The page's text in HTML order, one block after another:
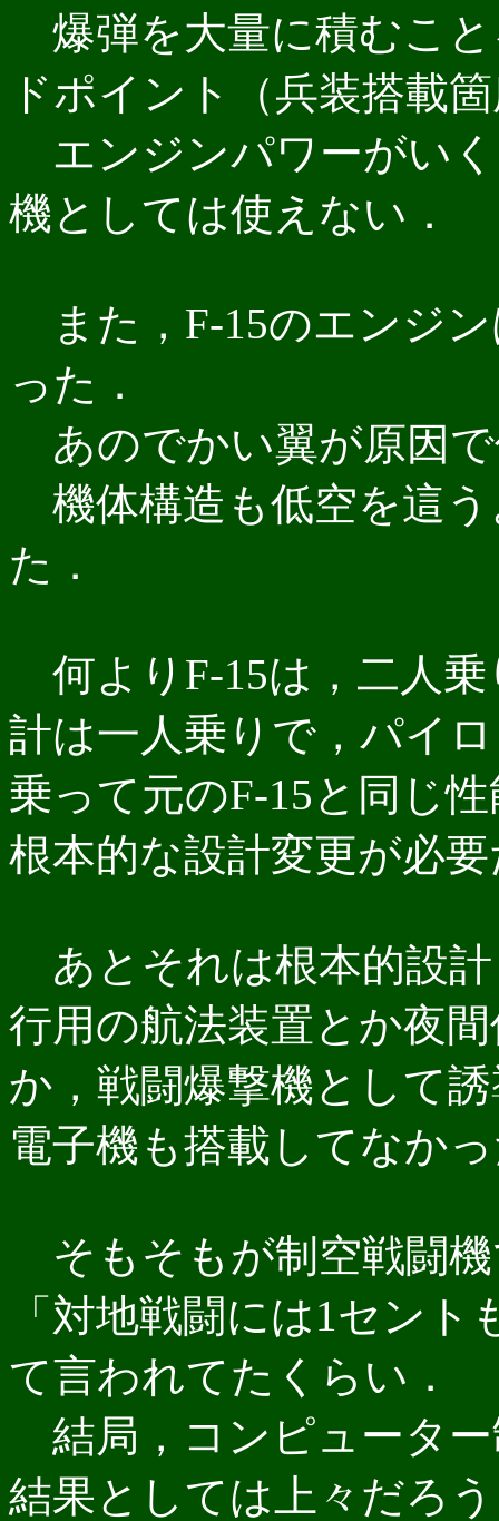
爆弾を大量に積むこ
ドポイント（兵装搭載
エンジンパワーがい
機としては使えない．
また，F-15のエンジ
った．
あのでかい翼が原因
機体構造も低空を這
た．
何よりF-15は，二人
計は一人乗りで，パイ
乗って元のF-15と同じ
根本的な設計変更が必
あとそれは根本的設
行用の航法装置とか夜
か，戦闘爆撃機として
電子機も搭載してなか
そもそもが制空戦闘
「対地戦闘には1セン
て言われてたくらい．
結局，コンピュータ
結果としては上々だろ